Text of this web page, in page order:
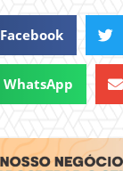
Facebook
WhatsApp